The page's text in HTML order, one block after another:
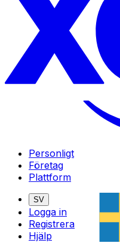
Personligt
Företag
Plattform
SV
Logga in
Registrera
Hjälp